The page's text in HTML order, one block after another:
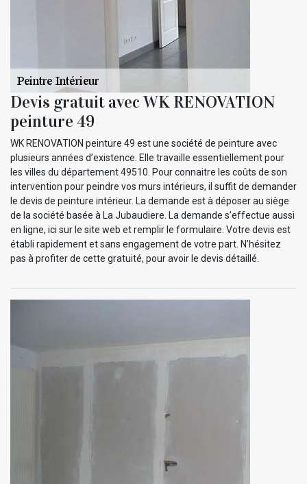
Devis gratuit avec WK RENOVATION
peinture 49
WK RENOVATION peinture 49 est une société de peinture avec
plusieurs années d’existence. Elle travaille essentiellement pour
les villes du département 49510. Pour connaitre les coûts de son
intervention pour peindre vos murs intérieurs, il suffit de demander
le devis de peinture intérieur. La demande est à déposer au siège
de la société basée à La Jubaudiere. La demande s’effectue aussi
en ligne, ici sur le site web et remplir le formulaire. Votre devis est
établi rapidement et sans engagement de votre part. N’hésitez
pas à profiter de cette gratuité, pour avoir le devis détaillé.